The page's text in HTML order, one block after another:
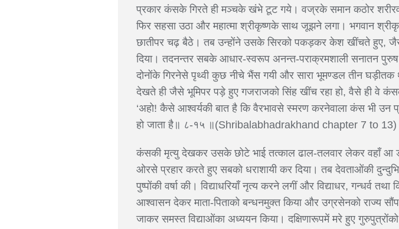
प्रकार कंसके गिरते ही मञ्चके खंभे टूट गये। वज्रके समान कठोर
फिर सहसा उठा और महात्मा श्रीकृष्णके साथ जूझने लगा। भगवान
छातीपर चढ़ बैठे। तब उन्होंने उसके सिरको पकड़कर केश खींचते हुए, जैसे
दिया। तदनन्तर सबके आधार-स्वरूप अनन्त-पराक्रमशाली सनातन
दोनोंके गिरनेसे पृथ्वी कुछ नीचे भैंस गयी और सारा भूमण्डल तीन
देखते ही जैसे भूमिपर पड़े हुए गजराजको सिंह खींच रहा हो, वैसे ही वे
‘अहो! कैसे आश्वर्यकी बात है कि वैरभावसे स्मरण करनेवाला कंस भी उन
हो जाता है॥ ८-१५ ॥(Shribalabhadrakhand chapter 7 to 13)
कंसकी मृत्यु देखकर उसके छोटे भाई तत्काल ढाल-तलवार लेकर वहाँ आ
ओरसे प्रहार करते हुए सबको धराशायी कर दिया। तब देवताओंकी
पुष्पोंकी वर्षा की। विद्याधरियाँ नृत्य करने लगीं और विद्याधर, गन्धर्व
आश्वासन देकर माता-पिताको बन्धनमुक्त किया और उग्रसेनको राज्य
जाकर समस्त विद्याओंका अध्ययन किया। दक्षिणारूपमें मरे हुए